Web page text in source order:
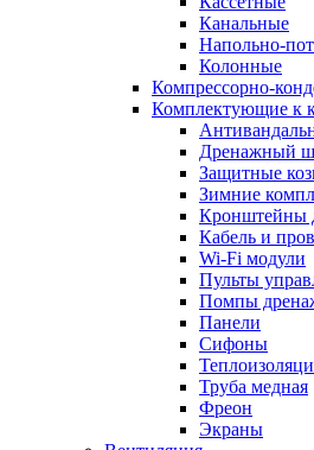
Канальные
Напольно-
Колонные
Компрессорно-
Комплектующие к
Дренажный
Защитные
Зимние
Кронштейны
Кабель и
Wi-Fi модули
Пульты
Помпы
Панели
Сифоны
Труба медная
Фреон
Экраны